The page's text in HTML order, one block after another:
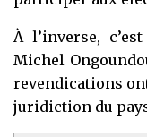
À l’inverse,
Michel
revendications
juridiction du